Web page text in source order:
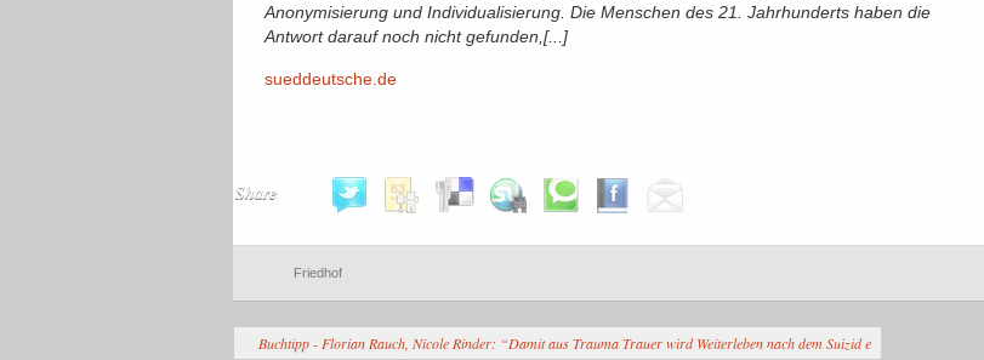
Anonymisierung und Individualisierung. Die Menschen des 21. Jahrhunderts haben die
Antwort darauf noch nicht gefunden,[...]
sueddeutsche.de
Share
Friedhof
Buchtipp - Florian Rauch, Nicole Rinder: “Damit aus Trauma Trauer wird Weiterleben nach dem Suizid e